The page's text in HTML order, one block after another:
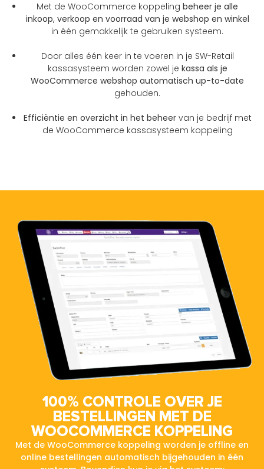
Met de WooCommerce koppeling beheer je alle
inkoop, verkoop en voorraad van je webshop en winkel
in één gemakkelijk te gebruiken systeem.
Door alles één keer in te voeren in je SW-Retail
kassasysteem worden zowel je kassa als je
WooCommerce webshop automatisch up-to-date
gehouden.
Efficiëntie en overzicht in het beheervan je bedrijf met
de WooCommerce kassasysteem koppeling
100% CONTROLE OVER JE
BESTELLINGEN MET DE
WOOCOMMERCE KOPPELING
Met de WooCommerce koppeling worden je offline en
online bestellingen automatisch bijgehouden in één